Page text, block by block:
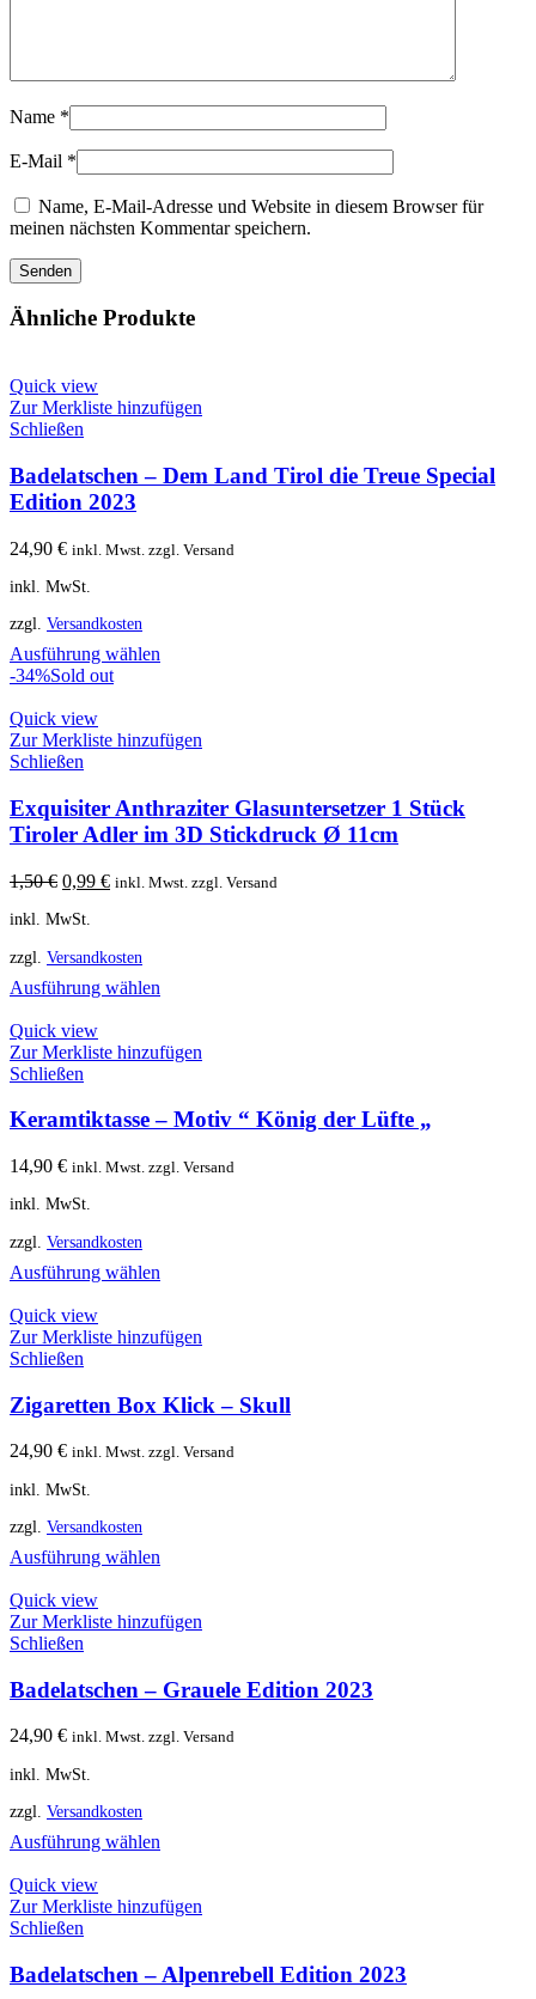
Name *
E-Mail *
Name, E-Mail-Adresse und Website in diesem Browser für
meinen nächsten Kommentar speichern.
Ähnliche Produkte
Quick view
Zur Merkliste hinzufügen
Schließen
Badelatschen – Dem Land Tirol die Treue Special
Edition 2023
24,90 € inkl. Mwst. zzgl. Versand
inkl. MwSt.
zzgl. Versandkosten
Ausführung wählen
-34%Sold out
Quick view
Zur Merkliste hinzufügen
Schließen
Exquisiter Anthraziter Glasuntersetzer 1 Stück
Tiroler Adler im 3D Stickdruck Ø 11cm
1,50€ Ursprünglicher
war:
0,99 €Aktueller
inkl. Mwst. zzgl. Versand
inkl. MwSt.
zzgl. Versandkosten
Ausführung wählen
Quick view
Zur Merkliste hinzufügen
Schließen
Keramtiktasse – Motiv “ König der Lüfte „
14,90 € inkl. Mwst. zzgl. Versand
inkl. MwSt.
zzgl. Versandkosten
Ausführung wählen
Quick view
Zur Merkliste hinzufügen
Schließen
Zigaretten Box Klick – Skull
24,90 € inkl. Mwst. zzgl. Versand
inkl. MwSt.
zzgl. Versandkosten
Ausführung wählen
Quick view
Zur Merkliste hinzufügen
Schließen
Badelatschen – Grauele Edition 2023
24,90 € inkl. Mwst. zzgl. Versand
inkl. MwSt.
zzgl. Versandkosten
Ausführung wählen
Quick view
Zur Merkliste hinzufügen
Schließen
Badelatschen – Alpenrebell Edition 2023